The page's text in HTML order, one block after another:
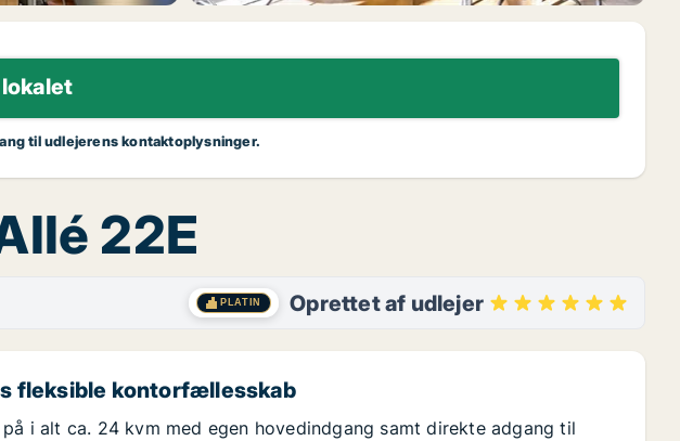
til udlejerens kontaktoplysninger.
22E
PLATIN Oprettet af udlejer
fleksible kontorfællesskab
i alt ca. 24 kvm med egen hovedindgang samt direkte adgang til